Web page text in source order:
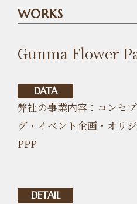
WORKS
Gunma Flower
DATA
弊社の事業内容：コンセ
グ・イベント企画・オリ
PPP
DETAIL